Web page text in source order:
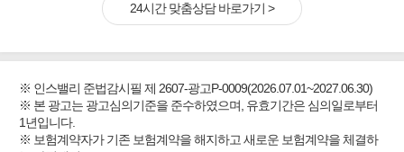
24시간 맞춤상담 바로가기 >
※ 인스밸리 준법감시필 제 2607-광고P-0009(2026.07.01~2027.06.30)
※ 본 광고는 광고심의기준을 준수하였으며, 유효기간은 심의일로부터
1년입니다.
※ 보험계약자가 기존 보험계약을 해지하고 새로운 보험계약을 체결하